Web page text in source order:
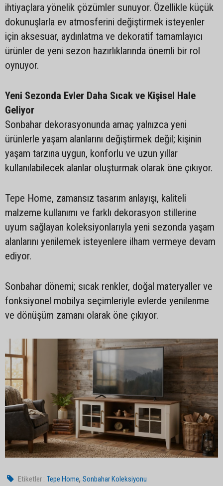
ihtiyaçlara yönelik çözümler sunuyor. Özellikle küçük
dokunuşlarla ev atmosferini değiştirmek isteyenler
için aksesuar, aydınlatma ve dekoratif tamamlayıcı
ürünler de yeni sezon hazırlıklarında önemli bir rol
oynuyor.
Yeni Sezonda Evler Daha Sıcak ve Kişisel Hale
Geliyor
Sonbahar dekorasyonunda amaç yalnızca yeni
ürünlerle yaşam alanlarını değiştirmek değil; kişinin
yaşam tarzına uygun, konforlu ve uzun yıllar
kullanılabilecek alanlar oluşturmak olarak öne çıkıyor.
Tepe Home, zamansız tasarım anlayışı, kaliteli
malzeme kullanımı ve farklı dekorasyon stillerine
uyum sağlayan koleksiyonlarıyla yeni sezonda yaşam
alanlarını yenilemek isteyenlere ilham vermeye devam
ediyor.
Sonbahar dönemi; sıcak renkler, doğal materyaller ve
fonksiyonel mobilya seçimleriyle evlerde yenilenme
ve dönüşüm zamanı olarak öne çıkıyor.
Etiketler : Tepe Home,Sonbahar Koleksiyonu